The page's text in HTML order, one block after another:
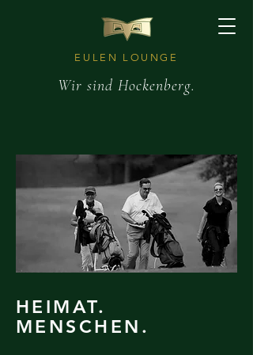
EULEN LOUNGE
Wir sind Hockenberg.
HEIMAT.
MENSCHEN.